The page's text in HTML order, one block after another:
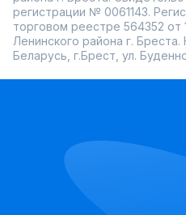
регистрации № 0061143.
торговом реестре 564352 от
Ленинского района г.
Беларусь, г.Брест, ул.